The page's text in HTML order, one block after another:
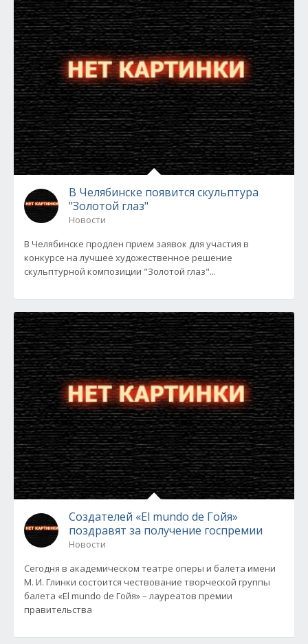
В Челябинске появится скульптура
"Золотой глаз"
Новости
В Челябинске продлен прием заявок для участия в
конкурсе на лучшее художественное решение
скульптурной композиции "Золотой глаз"...
Создателей «El mundo de Гойя»
поздравят за получение госпремии
Новости
Сегодня в академическом театре оперы и балета имени
М. И. Глинки состоится чествование творческой группы
балета «El mundo de Гойя» – лауреатов премии
правительства